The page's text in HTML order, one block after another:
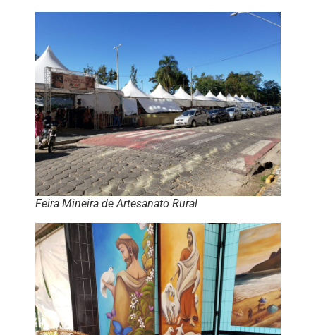
Feira Mineira de Artesanato Rural